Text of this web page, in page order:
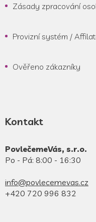
Zásady zpracování
Provizní systém /
Ověřeno zákazníky
Kontakt
PovlečemeVás, s.r.o.
Po - Pá: 8:00 - 16:30
info@povlecemevas.cz
+420 720 996 832